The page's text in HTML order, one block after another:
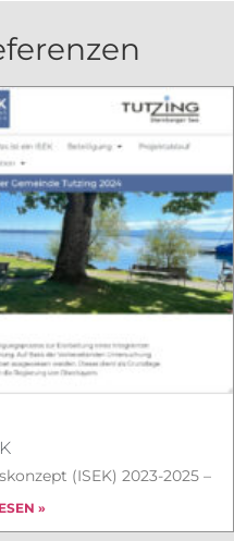
(ISEK) 2023-2025 –
»